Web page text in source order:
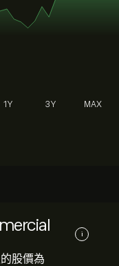
1Y 3Y MAX
i
股價為‎